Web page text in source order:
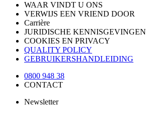
WAAR VINDT U ONS
VERWIJS EEN VRIEND DOOR
Carrière
JURIDISCHE KENNISGEVINGEN
COOKIES EN PRIVACY
QUALITY POLICY
GEBRUIKERSHANDLEIDING
0800 948 38
CONTACT
Newsletter